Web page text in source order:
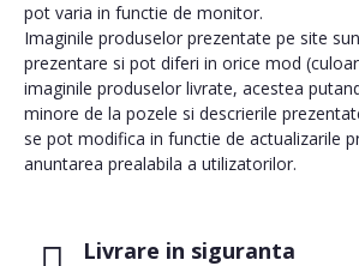
Livrare in siguranta
pot varia in functie de monitor.
Imaginile produselor prezentate pe site
prezentare si pot diferi in orice mod
imaginile produselor livrate, acestea
minore de la pozele si descrierile
se pot modifica in functie de actualizarile
anuntarea prealabila a utilizatorilor.